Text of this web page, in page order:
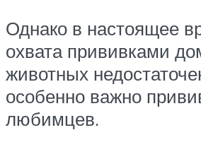
Однако в настоящее
охвата прививками
животных
особенно важно
любимцев.